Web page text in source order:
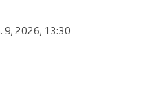
9, 2026, 13:30